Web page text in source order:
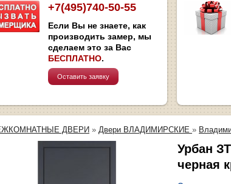
+7(495)740-50-55
Если Вы не знаете, как
производить замер, мы
сделаем это за Вас
БЕСПЛАТНО.
Оставить заявку
ДВЕРИ » Двери ВЛАДИМИРСКИЕ »
Урбан
черная